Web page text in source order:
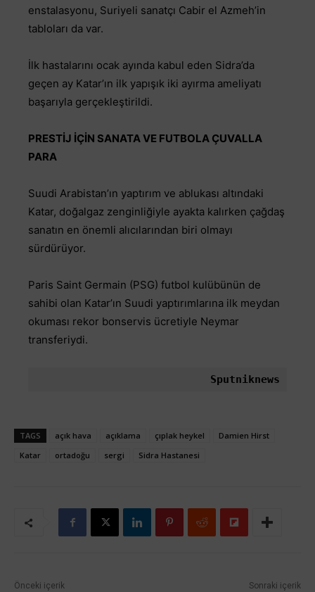
enstalasyonu, Suriyeli sanatçı Cabir el Azmeh’in
tabloları da var.
İlk hastalarını ocak ayında kabul eden Sidra’da
geçen ay Katar’ın ilk yapışık iki ayırma ameliyatı
başarıyla gerçekleştirildi.
PRESTİJ İÇİN SANATA VE FUTBOLA ÇUVALLA
PARA
Suudi Arabistan’ın yaptırım ve ablukası altındaki
Katar, doğalgaz zenginliğiyle ayakta kalırken çağdaş
sanatın en önemli alıcılarından biri olmayı
sürdürüyor.
Paris Saint Germain (PSG) futbol kulübünün de
sahibi olan Katar’ın Suudi yaptırımlarına ilk meydan
okuması rekor bonservis ücretiyle Neymar
transferiydi.
Sputniknews
TAGS açık hava açıklama çıplak heykel
Damien Hirst
Katar
ortadoğu sergi Sidra Hastanesi
Önceki içerik Sonraki içerik